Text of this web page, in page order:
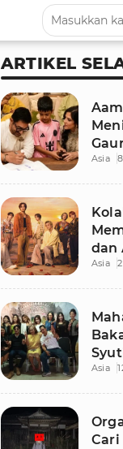
ARTIKEL
61
Asia
dan
Rilis
Asia
Asia